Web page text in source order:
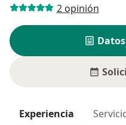
2 opinión
Experiencia